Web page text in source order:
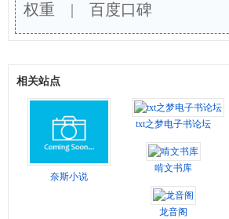
权重 | 百度口碑
相关站点
奈斯小说
txt之梦电子书论坛
啃文书库
龙音阁